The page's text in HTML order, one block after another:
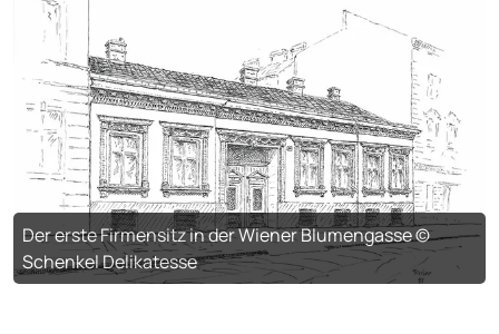
Der erste Firmensitz in der Wiener Blumengasse ©
Schenkel Delikatesse